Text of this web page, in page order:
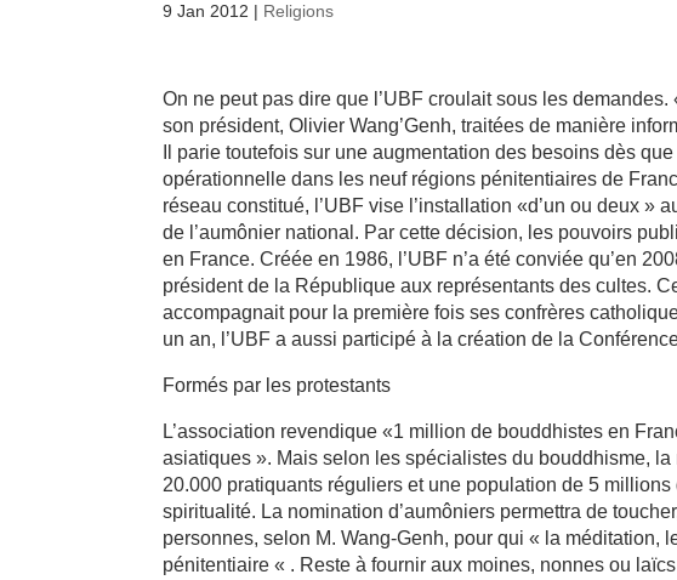
9 Jan 2012 | Religions
On ne peut pas dire que l’UBF croulait sous les
son président, Olivier Wang’Genh, traitées de manière
Il parie toutefois sur une augmentation des besoins dès
opérationnelle dans les neuf régions pénitentiaires de
réseau constitué, l’UBF vise l’installation «d’un ou deux »
de l’aumônier national. Par cette décision, les pouvoirs
en France. Créée en 1986, l’UBF n’a été conviée qu’en
président de la République aux représentants des cultes.
accompagnait pour la première fois ses confrères
un an, l’UBF a aussi participé à la création de la
Formés par les protestants
L’association revendique «1 million de bouddhistes en
asiatiques ». Mais selon les spécialistes du bouddhisme,
20.000 pratiquants réguliers et une population de 5
spiritualité. La nomination d’aumôniers permettra de
personnes, selon M. Wang-Genh, pour qui « la méditation,
pénitentiaire « . Reste à fournir aux moines, nonnes ou